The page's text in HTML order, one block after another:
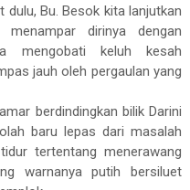
dulu, Bu. Besok kita lanjutkan
menampar dirinya dengan
mengobati keluh kesah
jauh oleh pergaulan yang
berdindingkan bilik Darini
baru lepas dari masalah
tertentang menerawang
warnanya putih bersiluet